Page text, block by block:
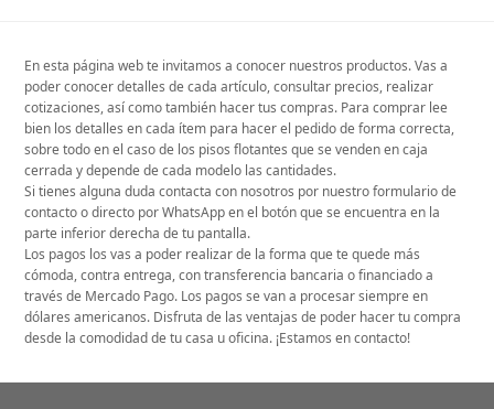
En esta página web te invitamos a conocer nuestros productos. Vas a
poder conocer detalles de cada artículo, consultar precios, realizar
cotizaciones, así como también hacer tus compras. Para comprar lee
bien los detalles en cada ítem para hacer el pedido de forma correcta,
sobre todo en el caso de los pisos flotantes que se venden en caja
cerrada y depende de cada modelo las cantidades.
Si tienes alguna duda contacta con nosotros por nuestro formulario de
contacto o directo por WhatsApp en el botón que se encuentra en la
parte inferior derecha de tu pantalla.
Los pagos los vas a poder realizar de la forma que te quede más
cómoda, contra entrega, con transferencia bancaria o financiado a
través de Mercado Pago. Los pagos se van a procesar siempre en
dólares americanos. Disfruta de las ventajas de poder hacer tu compra
desde la comodidad de tu casa u oficina. ¡Estamos en contacto!